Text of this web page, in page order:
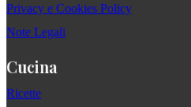
Privacy e Cookies Policy
Note Legali
Cucina
Ricette